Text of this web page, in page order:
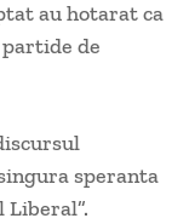
au hotarat ca
de
speranta